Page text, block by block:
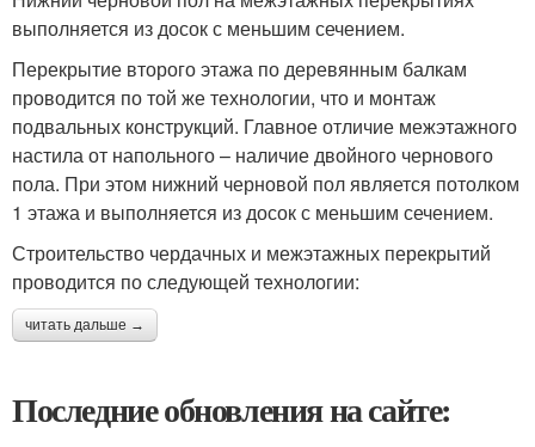
выполняется из досок с меньшим сечением.
Перекрытие второго этажа по деревянным балкам
проводится по той же технологии, что и монтаж
подвальных конструкций. Главное отличие межэтажного
настила от напольного – наличие двойного чернового
пола. При этом нижний черновой пол является потолком
1 этажа и выполняется из досок с меньшим сечением.
Строительство чердачных и межэтажных перекрытий
проводится по следующей технологии:
читать дальше →
Последние обновления на сайте: